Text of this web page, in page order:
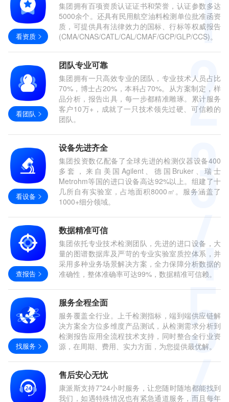
看资质
集团拥有百项资质认证证书和荣誉，认证参数多达
5000余个。还具有民用航空油料检测单位批准函资
质，可提供具有法律效力的国标、行标等权威报告
(CMA/CNAS/CATL/CAL/CMAF/GCP/GLP/CCS)。
看团队
团队专业可靠
集团拥有一只高效专业的团队，专业技术人员占比
70%，博士占20%，本科占70%。从方案制定，样
品分析，报告出具，每一步都精准雕琢。累计服务
客户10万+，成就了一只技术领先过硬、可信赖的
团队。
看设备
设备先进齐全
集团投资数亿配备了全球先进的检测仪器设备400
多套，来自美国Agilent、德国Bruker、瑞士
Metrohm等国的进口设备高达92%以上。组建了十
几所自有实验室，占地面积8000㎡。服务涵盖了
1000+细分领域。
查报告
数据精准可信
集团依托专业技术检测团队，先进的进口设备，大
量的图谱数据库及严苛的专业实验室质控体系，并
采用多种业务场景解决方案，全力保障分析数据的
准确性，整体准确率可达99%，数据精准可信赖。
找服务
服务全程全面
服务覆盖全行业。上千检测指标，端到端供应链解
决方案全方位多维度产品测试，从检测需求分析到
检测报告应用全流程技术支持，同时整合全行业资
源，在周期、费用、实力方面，为您提供最优解。
售后安心无忧
康派斯支持7*24小时服务，让您随时随地都能找到
我们，如遇特殊情况也有紧急通道服务，而且每年